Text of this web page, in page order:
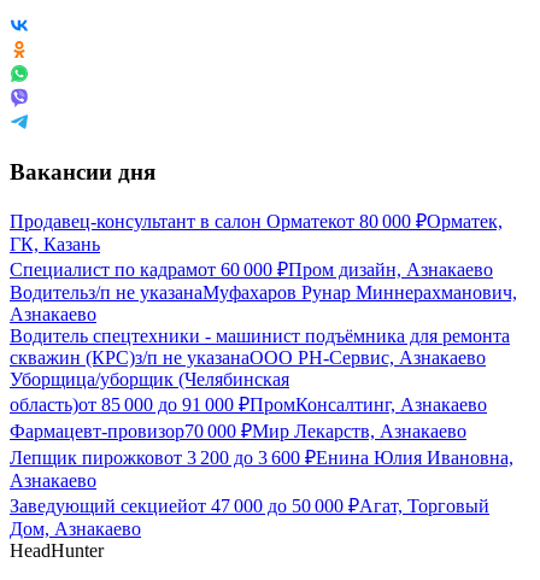
Вакансии дня
Продавец-консультант в салон Орматекот 80 000 ₽Орматек,
ГК, Казань
Специалист по кадрамот 60 000 ₽Пром дизайн, Азнакаево
Водительз/п не указанаМуфахаров Рунар Миннерахманович,
Азнакаево
Водитель спецтехники - машинист подъёмника для ремонта
скважин (КРС)з/п не указанаООО РН-Сервис, Азнакаево
Уборщица/уборщик (Челябинская
область)от 85 000 до 91 000 ₽ПромКонсалтинг, Азнакаево
Фармацевт-провизор70 000 ₽Мир Лекарств, Азнакаево
Лепщик пирожковот 3 200 до 3 600 ₽Енина Юлия Ивановна,
Азнакаево
Заведующий секциейот 47 000 до 50 000 ₽Агат, Торговый
Дом, Азнакаево
HeadHunter